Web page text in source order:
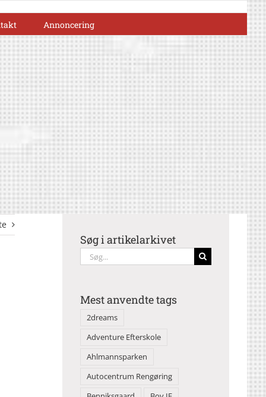
Annoncering
Søg i artikelarkivet
Søg
efter:
Mest anvendte tags
2dreams
Adventure Efterskole
Ahlmannsparken
Autocentrum Rengøring